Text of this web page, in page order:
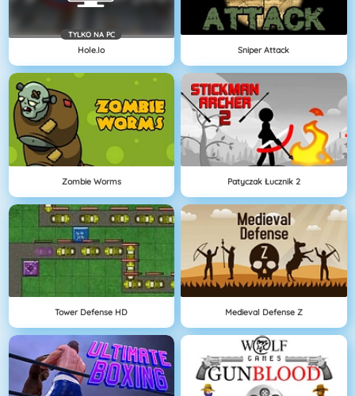
TYLKO NA PC
Hole.io Sniper Attack
Zombie Worms Patyczak Łucznik 2
Tower Defense HD Medieval Defense Z